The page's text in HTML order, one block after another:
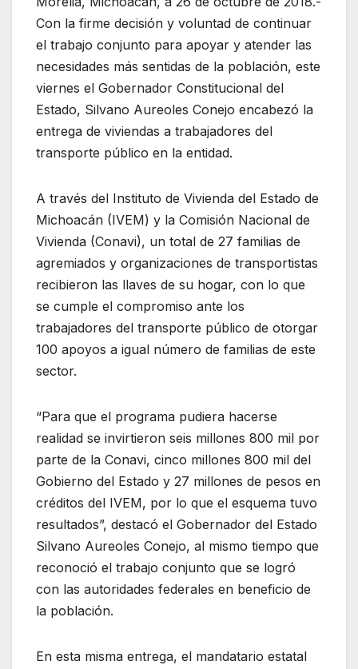
Con la firme decisión y voluntad de continuar
el trabajo conjunto para apoyar y atender las
necesidades más sentidas de la población, este
viernes el Gobernador Constitucional del
Estado, Silvano Aureoles Conejo encabezó la
entrega de viviendas a trabajadores del
transporte público en la entidad.
A través del Instituto de Vivienda del Estado de
Michoacán (IVEM) y la Comisión Nacional de
Vivienda (Conavi), un total de 27 familias de
agremiados y organizaciones de transportistas
recibieron las llaves de su hogar, con lo que
se cumple el compromiso ante los
trabajadores del transporte público de otorgar
100 apoyos a igual número de familias de este
sector.
“Para que el programa pudiera hacerse
realidad se invirtieron seis millones 800 mil por
parte de la Conavi, cinco millones 800 mil del
Gobierno del Estado y 27 millones de pesos en
créditos del IVEM, por lo que el esquema tuvo
resultados”, destacó el Gobernador del Estado
Silvano Aureoles Conejo, al mismo tiempo que
reconoció el trabajo conjunto que se logró
con las autoridades federales en beneficio de
la población.
En esta misma entrega, el mandatario estatal